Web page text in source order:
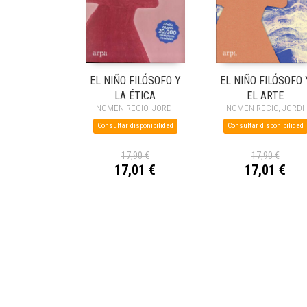
EL NIÑO FILÓSOFO Y
LA ÉTICA
NOMEN RECIO, JORDI
Consultar disponibilidad
17,90 €
17,01 €
EL NIÑO FILÓSOFO
EL ARTE
NOMEN RECIO, JORDI
Consultar disponibilidad
17,90 €
17,01 €